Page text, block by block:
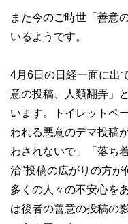
また今のご時世「善意
いるようです。
4月6日の日経一面に出
意の投稿、人類翻弄」
います。トイレットペ
われる悪意のデマ投稿
わされないで」「落ち
治"投稿の広がりの方が
多くの人々の不安心を
は後者の善意の投稿の